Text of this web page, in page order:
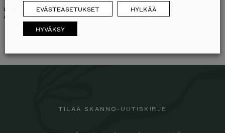
LEMA
ALK. 7358€
SOVET ITALIA
ALK.4808€
TILAA SKANNO-UUTISKIRJE
EVÄSTEASETUKSET HYLKÄÄ
HYVÄKSY